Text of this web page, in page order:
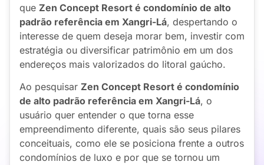
que Zen Concept Resort é condomínio de alto
padrão referência em Xangri-Lá, despertando o
interesse de quem deseja morar bem, investir com
estratégia ou diversificar patrimônio em um dos
endereços mais valorizados do litoral gaúcho.
Ao pesquisar Zen Concept Resort é condomínio
de alto padrão referência em Xangri-Lá, o
usuário quer entender o que torna esse
empreendimento diferente, quais são seus pilares
conceituais, como ele se posiciona frente a outros
condomínios de luxo e por que se tornou um